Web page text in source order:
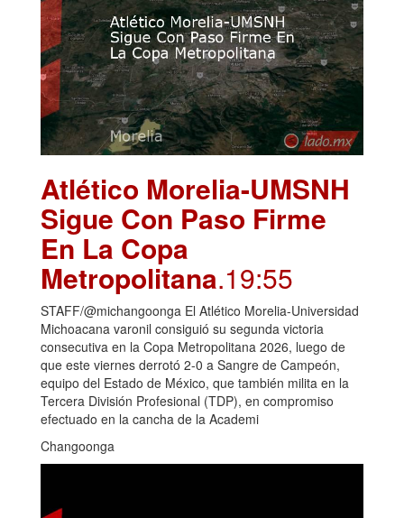
Atlético Morelia-UMSNH
Sigue Con Paso Firme
En La Copa
Metropolitana.19:55
STAFF/@michangoonga El Atlético Morelia-Universidad
Michoacana varonil consiguió su segunda victoria
consecutiva en la Copa Metropolitana 2026, luego de
que este viernes derrotó 2-0 a Sangre de Campeón,
equipo del Estado de México, que también milita en la
Tercera División Profesional (TDP), en compromiso
efectuado en la cancha de la Academi
Changoonga